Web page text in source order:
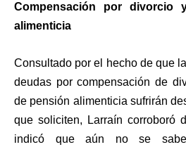
Compensación por divorcio
alimenticia
Consultado por el hecho de que
deudas por compensación de
de pensión alimenticia sufrirán
que soliciten, Larraín corroboró
indicó que aún no se